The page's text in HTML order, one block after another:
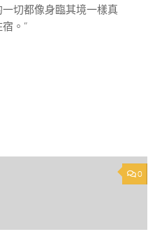
切都像身臨其境一樣真
。”
0